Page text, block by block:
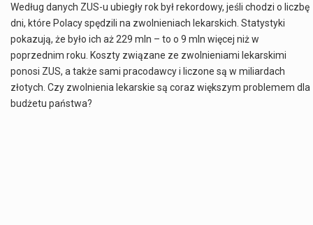
Według danych ZUS-u ubiegły rok był rekordowy, jeśli chodzi o liczbę
dni, które Polacy spędzili na zwolnieniach lekarskich. Statystyki
pokazują, że było ich aż 229 mln – to o 9 mln więcej niż w
poprzednim roku. Koszty związane ze zwolnieniami lekarskimi
ponosi ZUS, a także sami pracodawcy i liczone są w miliardach
złotych. Czy zwolnienia lekarskie są coraz większym problemem dla
budżetu państwa?